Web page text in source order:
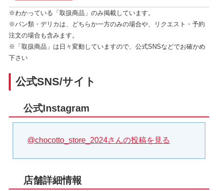
※わかっている「取扱商品」のみ掲載しています。
※パン類・デリカは、どちらか一方のみの場合や、リクエスト・予約
注文の場合も含みます。
※「取扱商品」は日々変動していますので、公式SNSなどでお確かめ
下さい
公式SNS/サイト
公式Instagram
@chocotto_store_2024さんの投稿を見る
店舗詳細情報